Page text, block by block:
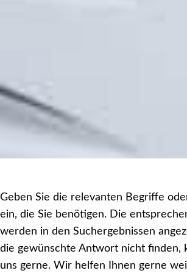
Geben Sie die relevanten Begriffe
ein, die Sie benötigen. Die
werden in den Suchergebnissen
die gewünschte Antwort nicht finden,
uns gerne. Wir helfen Ihnen gerne